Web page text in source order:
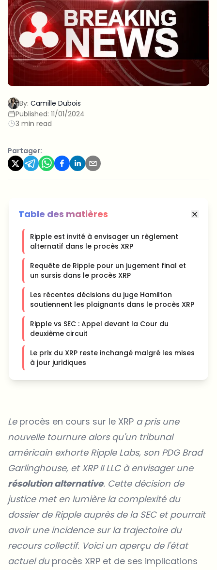
By: Camille Dubois
Published: 11/01/2024
3 min read
Partager:
Table des matières
Ripple est invité à envisager un règlement
alternatif dans le procès XRP
Requête de Ripple pour un jugement final et
un sursis dans le procès XRP
Les récentes décisions du juge Hamilton
soutiennent les plaignants dans le procès XRP
Ripple vs SEC : Appel devant la Cour du
deuxième circuit
Le prix du XRP reste inchangé malgré les mises
à jour juridiques
Le procès en cours sur le XRP a pris une
nouvelle tournure alors qu'un tribunal
américain exhorte Ripple Labs, son PDG Brad
Garlinghouse, et XRP II LLC à envisager une
résolution alternative. Cette décision de
justice met en lumière la complexité du
dossier de Ripple auprès de la SEC et pourrait
avoir une incidence sur la trajectoire du
recours collectif. Voici un aperçu de l'état
actuel du procès XRP et de ses implications